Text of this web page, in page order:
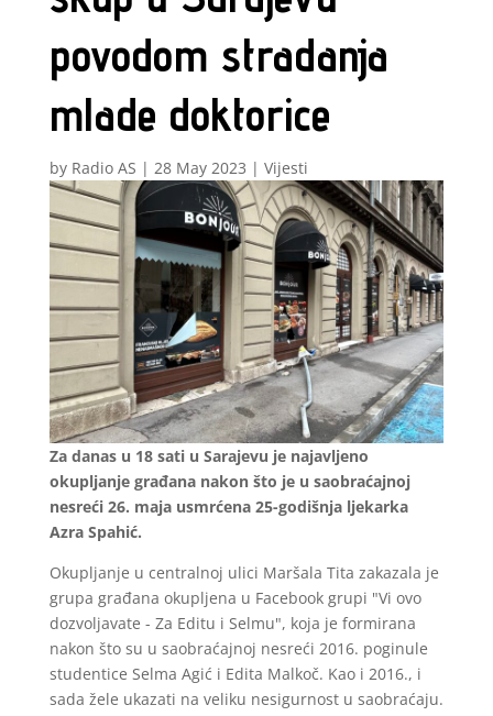
povodom stradanja
mlade doktorice
by Radio AS | 28 May 2023 | Vijesti
Za danas u 18 sati u Sarajevu je najavljeno
okupljanje građana nakon što je u saobraćajnoj
nesreći 26. maja usmrćena 25-godišnja ljekarka
Azra Spahić.
Okupljanje u centralnoj ulici Maršala Tita zakazala je
grupa građana okupljena u Facebook grupi "Vi ovo
dozvoljavate - Za Editu i Selmu", koja je formirana
nakon što su u saobraćajnoj nesreći 2016. poginule
studentice Selma Agić i Edita Malkoč. Kao i 2016., i
sada žele ukazati na veliku nesigurnost u saobraćaju.